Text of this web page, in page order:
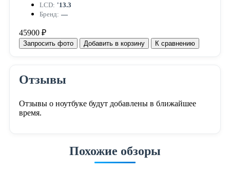
LCD: '13.3
Бренд: —
45900 ₽
Запросить фото Добавить в корзину К сравнению
Отзывы
Отзывы о ноутбуке будут добавлены в ближайшее
время.
Похожие обзоры